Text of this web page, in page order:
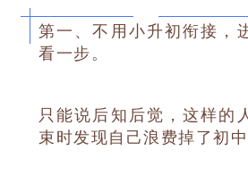
第一、不用小升初衔接，
看一步。
只能说后知后觉，这样的
束时发现自己浪费掉了初中